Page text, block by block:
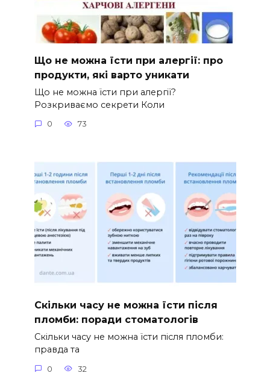
Що не можна їсти при алергії: про
продукти, які варто уникати
Що не можна їсти при алергії?
Розкриваємо секрети Коли
0 73
Скільки часу не можна їсти після
пломби: поради стоматологів
Скільки часу не можна їсти після пломби:
правда та
0 32